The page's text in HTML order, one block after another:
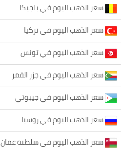
سعر الذهب اليوم في بلجيكا
سعر الذهب اليوم في تركيا
سعر الذهب اليوم في تونس
سعر الذهب اليوم في جزر القمر
سعر الذهب اليوم في جيبوتي
سعر الذهب اليوم في روسيا
سعر الذهب اليوم في سلطنة عمان